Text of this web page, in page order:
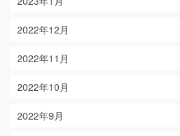
2022年12月
2022年11月
2022年10月
2022年9月